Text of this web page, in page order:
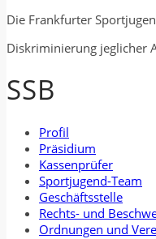
Die Frankfurter
Diskriminierung jeglicher
SSB
Profil
Präsidium
Kassenprüfer
Sportjugend-Team
Geschäftsstelle
Rechts- und
Ordnungen und